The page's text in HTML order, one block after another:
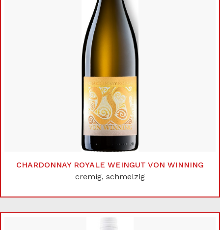
CHARDONNAY ROYALE WEINGUT VON WINNING
cremig, schmelzig